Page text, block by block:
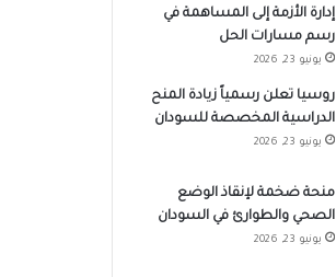
إدارة الأزمة إلى المساهمة في
رسم مسارات الحل
يونيو 23, 2026
روسيا تعلن رسمياً زيادة المنح
الدراسية المخصصة للسودان
يونيو 23, 2026
منحة ضخمة لإنقاذ الوضع
الصحي والطوارئ في السودان
يونيو 23, 2026